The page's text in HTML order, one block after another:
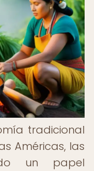
tradicional
Américas, las
un papel